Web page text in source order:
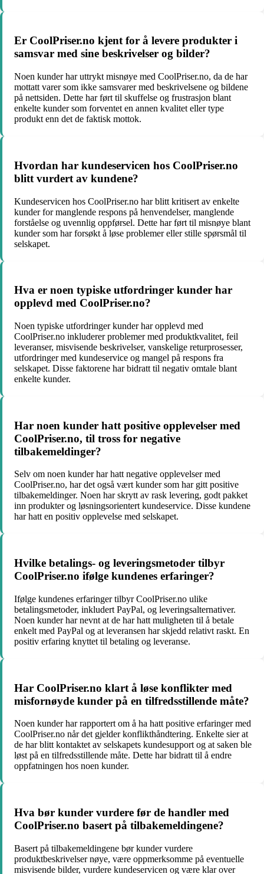
Er CoolPriser.no kjent for å levere produkter i
samsvar med sine beskrivelser og bilder?
Noen kunder har uttrykt misnøye med CoolPriser.no, da de har
mottatt varer som ikke samsvarer med beskrivelsene og bildene
på nettsiden. Dette har ført til skuffelse og frustrasjon blant
enkelte kunder som forventet en annen kvalitet eller type
produkt enn det de faktisk mottok.
Hvordan har kundeservicen hos CoolPriser.no
blitt vurdert av kundene?
Kundeservicen hos CoolPriser.no har blitt kritisert av enkelte
kunder for manglende respons på henvendelser, manglende
forståelse og uvennlig oppførsel. Dette har ført til misnøye blant
kunder som har forsøkt å løse problemer eller stille spørsmål til
selskapet.
Hva er noen typiske utfordringer kunder har
opplevd med CoolPriser.no?
Noen typiske utfordringer kunder har opplevd med
CoolPriser.no inkluderer problemer med produktkvalitet, feil
leveranser, misvisende beskrivelser, vanskelige returprosesser,
utfordringer med kundeservice og mangel på respons fra
selskapet. Disse faktorene har bidratt til negativ omtale blant
enkelte kunder.
Har noen kunder hatt positive opplevelser med
CoolPriser.no, til tross for negative
tilbakemeldinger?
Selv om noen kunder har hatt negative opplevelser med
CoolPriser.no, har det også vært kunder som har gitt positive
tilbakemeldinger. Noen har skrytt av rask levering, godt pakket
inn produkter og løsningsorientert kundeservice. Disse kundene
har hatt en positiv opplevelse med selskapet.
Hvilke betalings- og leveringsmetoder tilbyr
CoolPriser.no ifølge kundenes erfaringer?
Ifølge kundenes erfaringer tilbyr CoolPriser.no ulike
betalingsmetoder, inkludert PayPal, og leveringsalternativer.
Noen kunder har nevnt at de har hatt muligheten til å betale
enkelt med PayPal og at leveransen har skjedd relativt raskt. En
positiv erfaring knyttet til betaling og leveranse.
Har CoolPriser.no klart å løse konflikter med
misfornøyde kunder på en tilfredsstillende måte?
Noen kunder har rapportert om å ha hatt positive erfaringer med
CoolPriser.no når det gjelder konflikthåndtering. Enkelte sier at
de har blitt kontaktet av selskapets kundesupport og at saken ble
løst på en tilfredsstillende måte. Dette har bidratt til å endre
oppfatningen hos noen kunder.
Hva bør kunder vurdere før de handler med
CoolPriser.no basert på tilbakemeldingene?
Basert på tilbakemeldingene bør kunder vurdere
produktbeskrivelser nøye, være oppmerksomme på eventuelle
misvisende bilder, vurdere kundeservicen og være klar over